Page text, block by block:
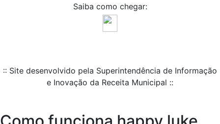
Saiba como chegar:
:: Site desenvolvido pela Superintendência de Informação
e Inovação da Receita Municipal ::